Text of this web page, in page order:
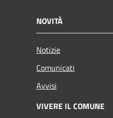
NOVITÀ
Notizie
Comunicati
Avvisi
VIVERE IL COMUNE